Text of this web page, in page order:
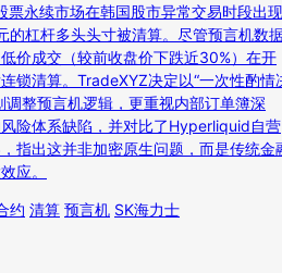
票永续市场在韩国股市异常交易时段出现
杠杆多头头寸被清算。尽管预言机数
价成交（较前收盘价下跌近30%）在开
锁清算。TradeXYZ决定以“一次性酌情
调整预言机逻辑，更重视内部订单簿深
险体系缺陷，并对比了Hyperliquid自营
指出这并非加密原生问题，而是传统金
应。
约 清算 预言机 SK海力士